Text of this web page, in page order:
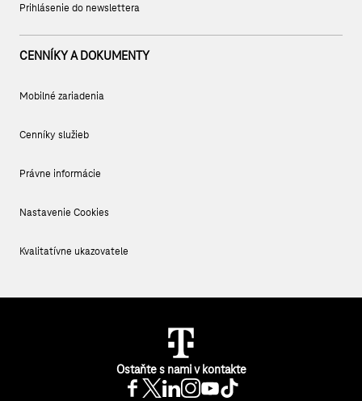
Prihlásenie do newslettera
CENNÍKY A DOKUMENTY
Mobilné zariadenia
Cenníky služieb
Právne informácie
Nastavenie Cookies
Kvalitatívne ukazovatele
Ostaňte s nami v kontakte